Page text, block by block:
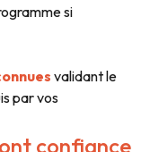
si
validant le
par vos
confiance